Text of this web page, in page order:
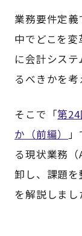
業務要件定
中でどこを
に会計シス
るべきかを考
そこで「第
か（前編）
る現状業務
卸し、課題
を解説しまし